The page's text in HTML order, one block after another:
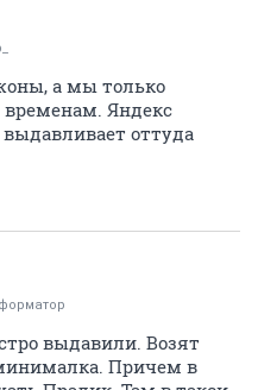
а мы только
Яндекс
выдавливает оттуда
выдавили. Возят
Причем в